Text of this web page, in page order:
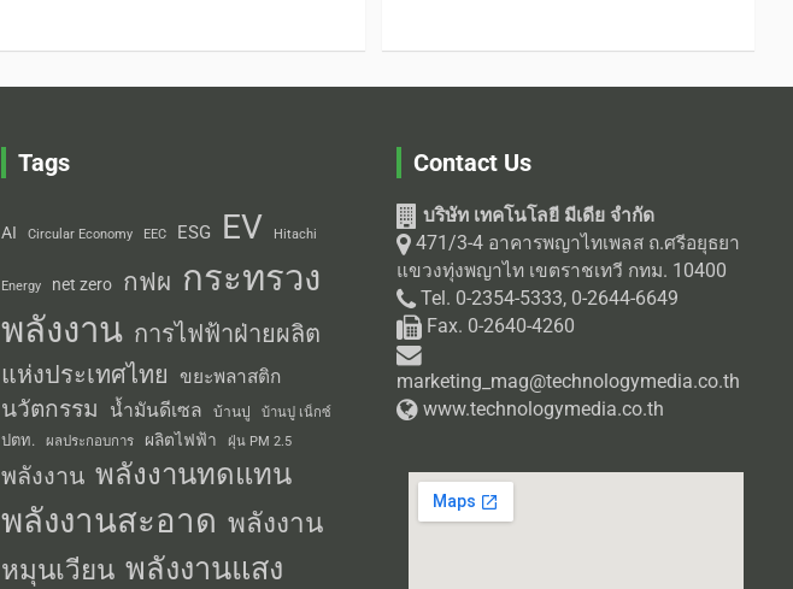
Tags
AI Circular Economy EEC ESG EV Hitachi
Energy net zero กฟผ กระทรวง
พลังงาน การไฟฟ้าฝ่ายผลิต
แห่งประเทศไทย
ขยะพลาสติก
นวัตกรรม น้ำมันดีเซล บ้านปู บ้านปู เน็กซ์
ปตท. ผลประกอบการ ผลิตไฟฟ้า ฝุ่น PM 2.5
พลังงาน พลังงานทดแทน
พลังงานสะอาด พลังงาน
หมุนเวียน พลังงานแสง
Contact Us
บริษัท เทคโนโลยี มีเดีย จำกัด
471/3-4 อาคารพญาไทเพลส ถ.ศรีอยุธยา
แขวงทุ่งพญาไท เขตราชเทวี กทม. 10400
Tel. 0-2354-5333, 0-2644-6649
Fax. 0-2640-4260
marketing_mag@technologymedia.co.th
www.technologymedia.co.th